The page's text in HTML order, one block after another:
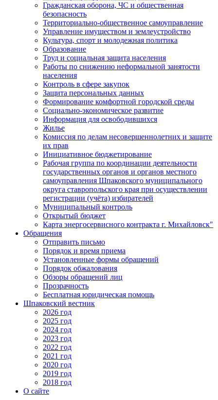
Гражданская оборона, ЧС и общественная
безопасность
Территориально-общественное самоуправление
Управление имуществом и землеустройство
Культура, спорт и молодежная политика
Образование
Труд и социальная защита населения
Работы по снижению неформальной занятости
населения
Контроль в сфере закупок
Защита персональных данных
Формирование комфортной городской среды
Социально-экономическое развитие
Информация для освободившихся
Жилье
Комиссия по делам несовершеннолетних и защите
их прав
Инициативное бюджетирование
Рабочая группа по координации деятельности
государственных органов и органов местного
самоуправления Шпаковского муниципального
округа ставропольского края при осуществлении
регистрации (учёта) избирателей
Муниципальный контроль
Открытый бюджет
Карта энергосервисного контракта г. Михайловск"
Обращения
Отправить письмо
Порядок и время приема
Установленные формы обращений
Порядок обжалования
Обзоры обращений лиц
Прозрачность
Бесплатная юридическая помощь
Шпаковский вестник
2026 год
2025 год
2024 год
2023 год
2022 год
2021 год
2020 год
2019 год
2018 год
О сайте